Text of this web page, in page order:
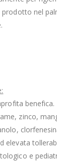
nel
benefica.
zinco,
elevata
e